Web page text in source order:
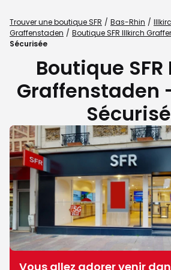
Trouver une boutique SFR Bas-Rhin
Graffenstaden
Boutique SFR Illkirch
Sécurisée
Boutique
Graffenstaden
Vous allez adorer venir